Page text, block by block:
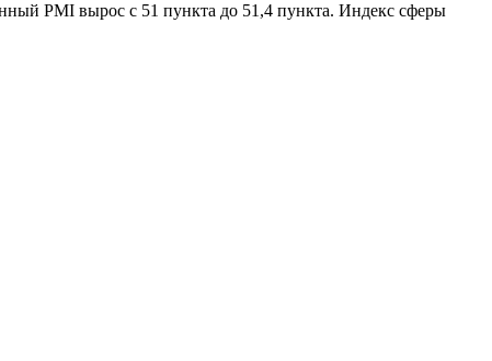
PMI вырос с 51 пункта до 51,4 пункта. Индекс сферы